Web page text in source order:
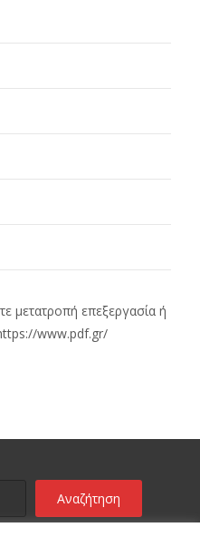
μετατροπή επεξεργασία ή
www.pdf.gr/
Αναζήτηση